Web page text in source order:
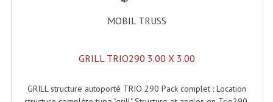
Lecteurs Cd À Plats
Lecteurs Cd À Plats Lecteur MP3
MOBIL TRUSS
GRILL TRIO290 3.00 X 3.00
GRILL structure autoporté TRIO 290 Pack complet : Location